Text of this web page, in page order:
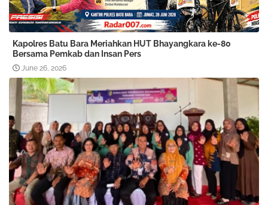
Kapolres Batu Bara Meriahkan HUT Bhayangkara ke-80
Bersama Pemkab dan Insan Pers
June 26, 2026